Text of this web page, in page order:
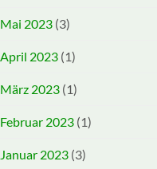
Mai 2023 (3)
April 2023 (1)
März 2023 (1)
Februar 2023 (1)
Januar 2023 (3)